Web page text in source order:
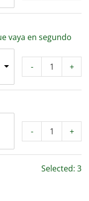
vaya en segundo
- +
- +
Selected: 3